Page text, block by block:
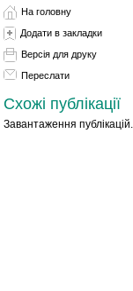
На головну
Додати в закладки
Версія для друку
Переслати
Схожі публікації
Завантаження публікацій...